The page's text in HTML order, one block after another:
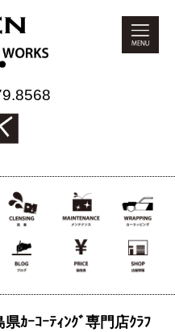
ｶｰｺｰﾃｨﾝｸﾞ専門店ｸﾗﾌ